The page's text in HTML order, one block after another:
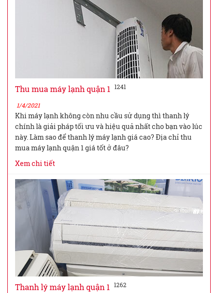
Thu mua máy lạnh quận 1 1241
1/4/2021
Khi máy lạnh không còn nhu cầu sử dụng thì thanh lý
chính là giải pháp tối ưu và hiệu quả nhất cho bạn vào lúc
này. Làm sao để thanh lý máy lạnh giá cao? Địa chỉ thu
mua máy lạnh quận 1 giá tốt ở đâu?
Xem chi tiết
Thanh lý máy lạnh quận 1 1262